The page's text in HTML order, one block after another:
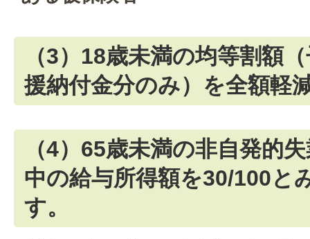
（3）18歳未満の均等割額
援納付金分のみ）を全額軽
（4）65歳未満の非自発的
中の給与所得額を30/100と
す。